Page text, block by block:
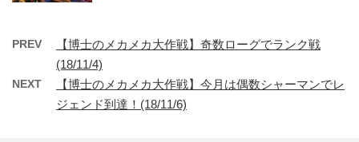
PREV
【博士のメカメカ大作戦】奇数ローグでランク戦
(18/11/4)
NEXT
【博士のメカメカ大作戦】今月は偶数シャーマンでレ
ジェンド到達！(18/11/6)